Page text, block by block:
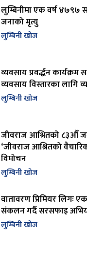
लुम्बिनीमा एक वर्ष ४७९७
जनाको मृत्यु
लुम्बिनी खोज
व्यवसाय प्रवर्द्धन कार्यक्रम
व्यवसाय विस्तारका लागि
लुम्बिनी खोज
जीवराज आश्रितको ८३औँ
‘जीवराज आश्रितको
विमोचन
लुम्बिनी खोज
वातावरण प्रिमियर लिगः
संकलन गर्दै सरसफाइ
लुम्बिनी खोज